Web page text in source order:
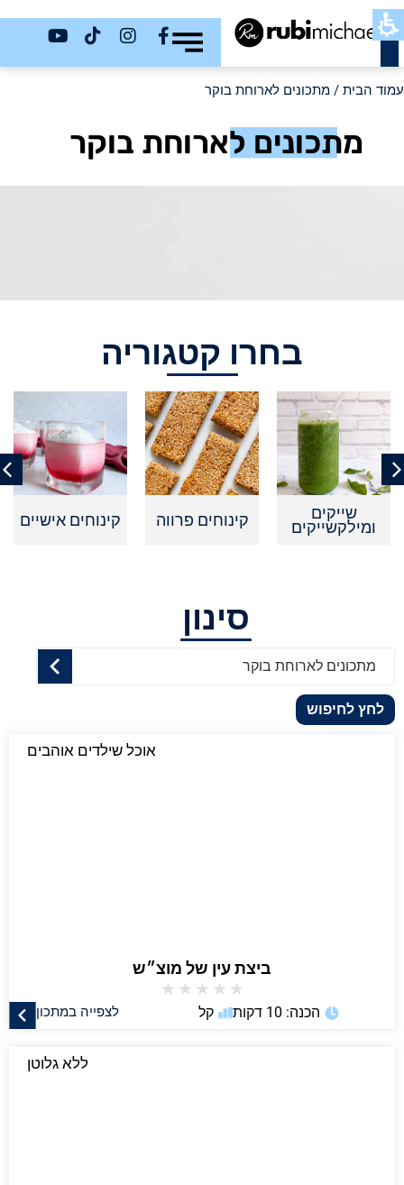
כשר
עמוד הבית / מתכונים לארוחת בוקר
מתכונים לארוחת בוקר
בחרו קטגוריה
שייקים
ומילקשייקים קינוחים פרווה קינוחים אישיים
סינון
מתכונים לארוחת בוקר
לחץ לחיפוש
אוכל שילדים אוהבים
ביצת עין של מוצ״ש
★
★
★
★
★
לצפייה במתכון הכנה: 10 דקות קל
ללא גלוטן